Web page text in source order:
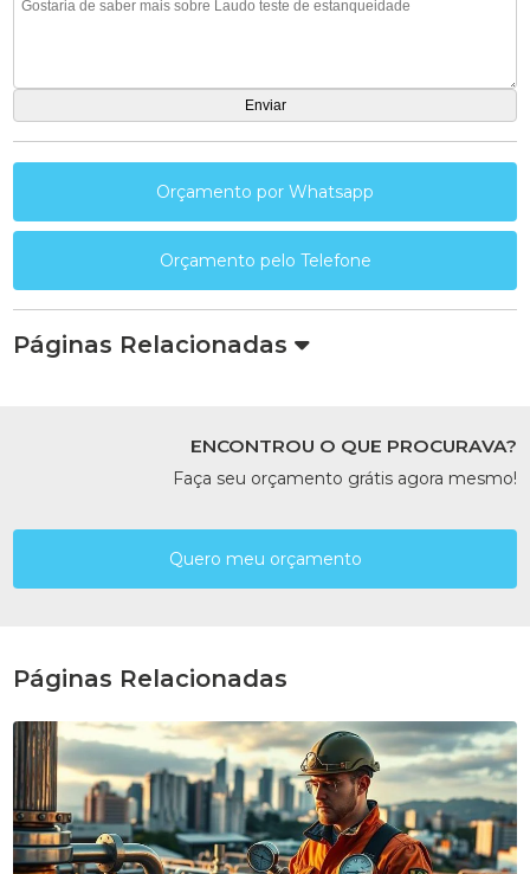
Orçamento por Whatsapp
Orçamento pelo Telefone
Páginas Relacionadas
ENCONTROU O QUE PROCURAVA?
Faça seu orçamento grátis agora mesmo!
Quero meu orçamento
Páginas Relacionadas